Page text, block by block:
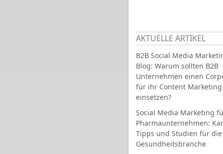
AKTUELLE ARTIKEL
B2B Social Media
Blog: Warum sollten B2B
Unternehmen einen
für ihr Content Marketing
einsetzen?
Social Media Marketing
Pharmaunternehmen:
Tipps und Studien für die
Gesundheitsbranche